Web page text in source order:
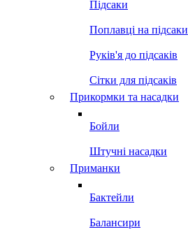
Підсаки
Поплавці на підсаки
Руків'я до підсаків
Сітки для підсаків
Прикормки та насадки
Бойли
Штучні насадки
Приманки
Бактейли
Балансири